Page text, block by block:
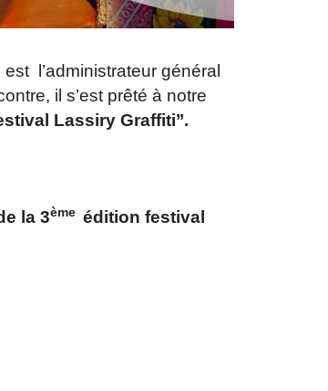
est l’administrateur général
il s’est prêté à notre
Lassiry Graffiti’’.
la 3ème édition festival